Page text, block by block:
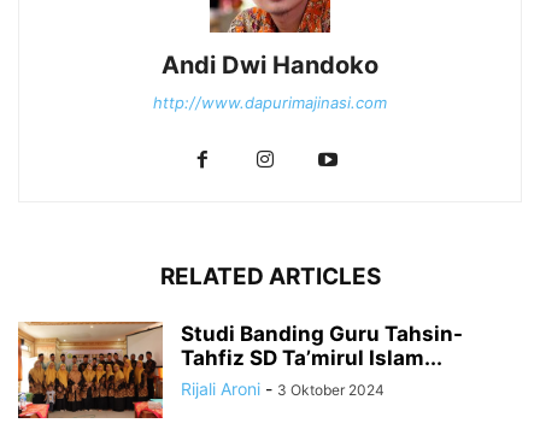
Andi Dwi Handoko
http://www.dapurimajinasi.com
RELATED ARTICLES
Studi Banding Guru Tahsin-
Tahfiz SD Ta’mirul Islam...
Rijali Aroni - 3 Oktober 2024